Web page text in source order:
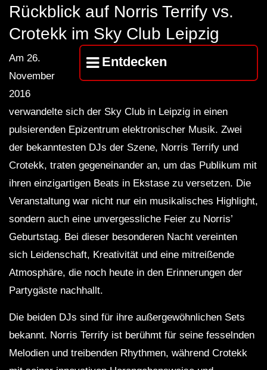
Rückblick auf Norris Terrify vs.
Crotekk im Sky Club Leipzig
Entdecken
Am 26.
November
2016
verwandelte sich der Sky Club in Leipzig in einen
pulsierenden Epizentrum elektronischer Musik. Zwei
der bekanntesten DJs der Szene, Norris Terrify und
Crotekk, traten gegeneinander an, um das Publikum mit
ihren einzigartigen Beats in Ekstase zu versetzen. Die
Veranstaltung war nicht nur ein musikalisches Highlight,
sondern auch eine unvergessliche Feier zu Norris’
Geburtstag. Bei dieser besonderen Nacht vereinten
sich Leidenschaft, Kreativität und eine mitreißende
Atmosphäre, die noch heute in den Erinnerungen der
Partygäste nachhallt.
Die beiden DJs sind für ihre außergewöhnlichen Sets
bekannt. Norris Terrify ist berühmt für seine fesselnden
Melodien und treibenden Rhythmen, während Crotekk